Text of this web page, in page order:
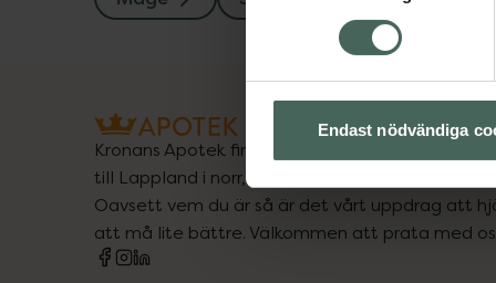
Endast nödvändiga
Kronans Apotek finns här för dig. Du hittar oss
till Lappland i norr, och online i mobilen och på
Oavsett vem du är så är det vårt uppdrag att
att må lite bättre. Välkommen att prata med